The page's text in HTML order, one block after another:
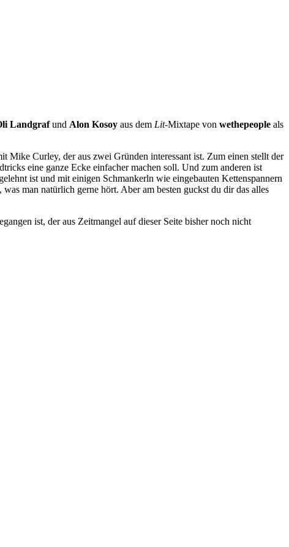
Landgrafund Alon Kosoy aus dem Lit-Mixtape von wethepeople als
Mike Curley, der aus zwei Gründen interessant ist. Zum einen stellt der
eine ganze Ecke einfacher machen soll. Und zum anderen ist
ist und mit einigen Schmankerln wie eingebauten Kettenspannern
man natürlich gerne hört. Aber am besten guckst du dir das alles
ist, der aus Zeitmangel auf dieser Seite bisher noch nicht